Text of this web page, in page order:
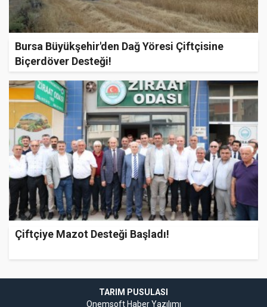
Bursa Büyükşehir'den Dağ Yöresi Çiftçisine
Biçerdöver Desteği!
Çiftçiye Mazot Desteği Başladı!
TARIM PUSULASI
Onemsoft Haber Yazılımı